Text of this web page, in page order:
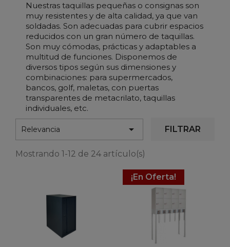
Nuestras taquillas pequeñas o consignas son
muy resistentes y de alta calidad, ya que van
soldadas. Son adecuadas para cubrir espacios
reducidos con un gran número de taquillas.
Son muy cómodas, prácticas y adaptables a
multitud de funciones. Disponemos de
diversos tipos según sus dimensiones y
combinaciones: para supermercados,
bancos, golf, maletas, con puertas
transparentes de metacrilato, taquillas
individuales, etc.
Relevancia  FILTRAR
Mostrando 1-12 de 24 artículo(s)
¡En Oferta!